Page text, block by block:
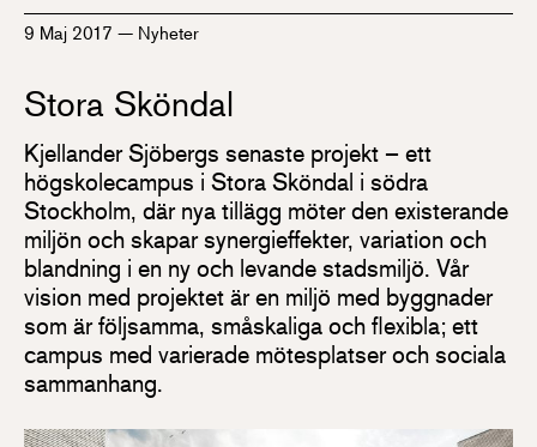
9 Maj 2017 — Nyheter
Stora Sköndal
Kjellander Sjöbergs senaste projekt – ett
högskolecampus i Stora Sköndal i södra
Stockholm, där nya tillägg möter den existerande
miljön och skapar synergieffekter, variation och
blandning i en ny och levande stadsmiljö. Vår
vision med projektet är en miljö med byggnader
som är följsamma, småskaliga och flexibla; ett
campus med varierade mötesplatser och sociala
sammanhang.